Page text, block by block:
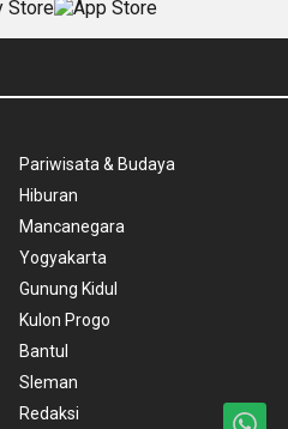
Pariwisata & Budaya
Hiburan
Mancanegara
Yogyakarta
Gunung Kidul
Kulon Progo
Bantul
Sleman
Redaksi